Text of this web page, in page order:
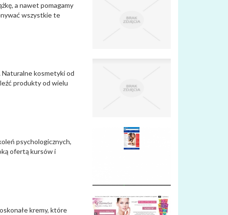
a nawet pomagamy
wszystkie te
Naturalne kosmetyki od
produkty od wielu
psychologicznych,
ofertą kursów i
kremy, które